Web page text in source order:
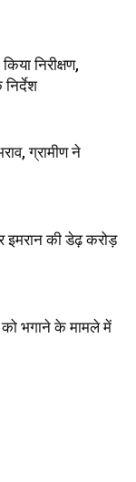
निरीक्षण,
निर्देश
ग्रामीण ने
इमरान की डेढ़ करोड़
को भगाने के मामले में